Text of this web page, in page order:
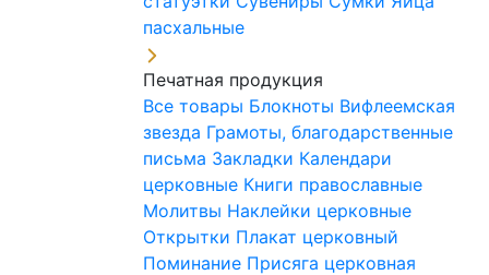
пасхальные
Печатная продукция
Все товары Блокноты Вифлеемская
звезда Грамоты, благодарственные
письма Закладки Календари
церковные Книги православные
Молитвы Наклейки церковные
Открытки Плакат церковный
Поминание Присяга церковная